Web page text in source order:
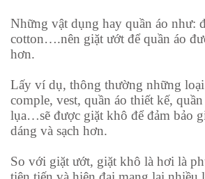
Những vật dụng hay quần áo như:
cotton….nên giặt ướt để quần áo
hơn.
Lấy ví dụ, thông thường những
comple, vest, quần áo thiết kế,
lụa…sẽ được giặt khô để đảm bảo
dáng và sạch hơn.
So với giặt ướt, giặt khô là hơi là